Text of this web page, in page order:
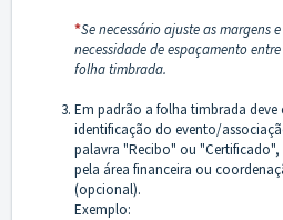
*Se necessário ajuste as margens
necessidade de espaçamento
folha timbrada.
Em padrão a folha timbrada deve
identificação do evento/
palavra "Recibo" ou
pela área financeira ou
(opcional).
Exemplo: